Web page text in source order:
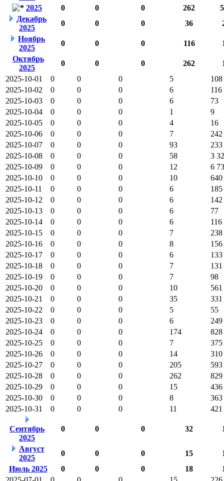
2025
0 0 0 262
Декабрь
2025
0 0 0 36
Ноябрь
2025
0 0 0 116
Октябрь
2025
0 0 0 262
2025-10-01
0 0 0 5
108
2025-10-02
0 0 0 6
116
2025-10-03
0 0 0 6
73
2025-10-04
0 0 0 1
9
2025-10-05
0 0 0 4
16
2025-10-06
0 0 0 7
242
2025-10-07
0 0 0 93
233
2025-10-08
0 0 0 58
3
2025-10-09
0 0 0 12
6
2025-10-10
0 0 0 10
640
2025-10-11
0 0 0 6
185
2025-10-12
0 0 0 6
142
2025-10-13
0 0 0 6
77
2025-10-14
0 0 0 6
116
2025-10-15
0 0 0 7
238
2025-10-16
0 0 0 8
156
2025-10-17
0 0 0 6
133
2025-10-18
0 0 0 7
131
2025-10-19
0 0 0 7
98
2025-10-20
0 0 0 10
561
2025-10-21
0 0 0 35
331
2025-10-22
0 0 0 5
55
2025-10-23
0 0 0 6
249
2025-10-24
0 0 0 174
828
2025-10-25
0 0 0 7
375
2025-10-26
0 0 0 14
310
2025-10-27
0 0 0 205
593
2025-10-28
0 0 0 262
829
2025-10-29
0 0 0 15
436
2025-10-30
0 0 0 8
363
2025-10-31
0 0 0 11 421
Сентябрь
2025
0 0 0 32
Август
2025
0 0 0 15
Июль 2025
0 0 0 18